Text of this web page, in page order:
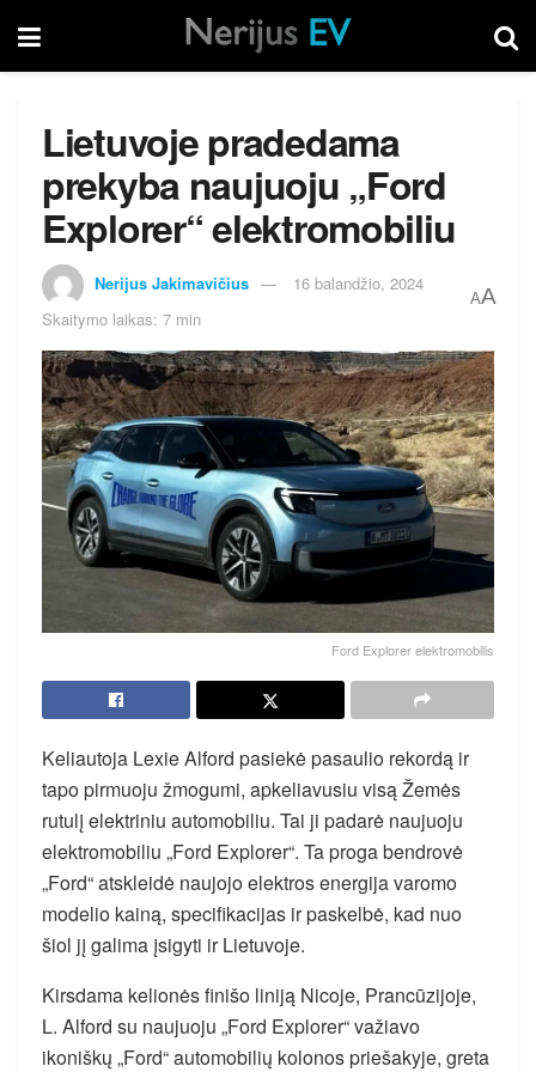
Lietuvoje pradedama
prekyba naujuoju „Ford
Explorer“ elektromobiliu
Nerijus Jakimavičius
16 balandžio, 2024
Skaitymo laikas: 7 min
AA
Ford Explorer elektromobilis
Keliautoja Lexie Alford pasiekė pasaulio rekordą ir
tapo pirmuoju žmogumi, apkeliavusiu visą Žemės
rutulį elektriniu automobiliu. Tai ji padarė naujuoju
elektromobiliu „Ford Explorer“. Ta proga bendrovė
„Ford“ atskleidė naujojo elektros energija varomo
modelio kainą, specifikacijas ir paskelbė, kad nuo
šiol jį galima įsigyti ir Lietuvoje.
Kirsdama kelionės finišo liniją Nicoje, Prancūzijoje,
L. Alford su naujuoju „Ford Explorer“ važiavo
ikoniškų „Ford“ automobilių kolonos priešakyje, greta